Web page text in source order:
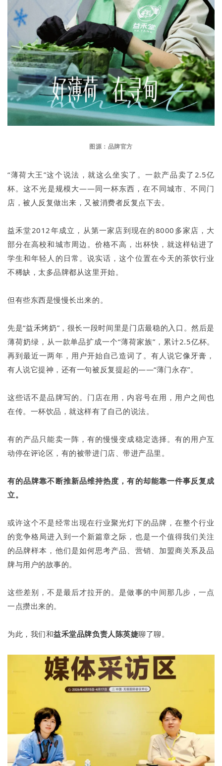
图源：品牌官方
“薄荷大王”这个说法，就这么坐实了。一款产品卖了2.5亿
杯。这不光是规模大——同一杯东西，在不同城市、不同门
店，被人反复做出来，又被消费者反复点下去。
益禾堂2012年成立，从第一家店到现在的8000多家店，大
部分在高校和城市周边。价格不高，出杯快，就这样钻进了
学生和年轻人的日常。说实话，这个位置在今天的茶饮行业
不稀缺，太多品牌都从这里开始。
但有些东西是慢慢长出来的。
先是“益禾烤奶”，很长一段时间里是门店最稳的入口。然后是
薄荷奶绿，从一款单品扩成一个“薄荷家族”，累计2.5亿杯。
再到最近一两年，用户开始自己造词了。有人说它像牙膏，
有人说它提神，还有一句被反复提起的——“薄门永存”。
这些话不是品牌写的。门店在用，内容号在用，用户之间也
在传。一杯饮品，就这样有了自己的说法。
有的产品只能卖一阵，有的慢慢变成稳定选择。有的用户互
动停在评论区，有的被带进门店、带进产品里。
有的品牌靠不断推新品维持热度，有的却能靠一件事反复成
立。
或许这个不是经常出现在行业聚光灯下的品牌，在整个行业
的竞争格局进入到一个新篇章之际，也是一个值得我们关注
的品牌样本，他们是如何思考产品、营销、加盟商关系及品
牌与用户的故事的。
这些差别，不是最后才拉开的。是做事的中间那几步，一点
一点攒出来的。
为此，我们和益禾堂品牌负责人陈英婕聊了聊。